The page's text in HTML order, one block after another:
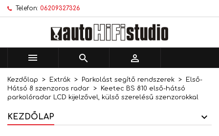
Telefon: 06209327326
  
Kezdőlap Extrák Parkolást segítő rendszerek
Első-
Hátsó 8 szenzoros radar
Keetec BS 810 első-hátsó
parkolóradar LCD kijelzővel, külső szerelésű szenzorokkal
KEZDŐLAP
Kívánságlistáim ×
Új lista létrehozása
Kívánságlista létrehozása ×
Kívánságlista neve
Mégsem Kívánságlista létrehozása
Bejelentkezés ×
történő mentéséhez.
Mégsem Bejelentkezés